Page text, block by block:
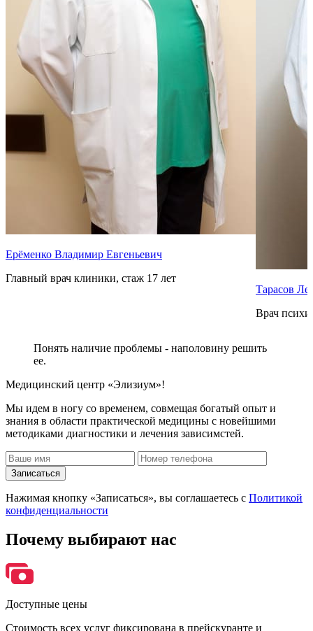
Ерёменко Владимир Евгеньевич
Главный врач клиники, стаж 17 лет
Тарасов
Врач
Понять наличие проблемы - наполовину решить
ее.
Медицинский центр «Элизиум»!
Мы идем в ногу со временем, совмещая богатый опыт и
знания в области практической медицины с новейшими
методиками диагностики и лечения зависимстей.
Записаться
Нажимая кнопку «Записаться», вы соглашаетесь с Политикой
конфиденциальности
Почему выбирают нас
Доступные цены
Стоимость всех услуг фиксирована в прейскуранте и